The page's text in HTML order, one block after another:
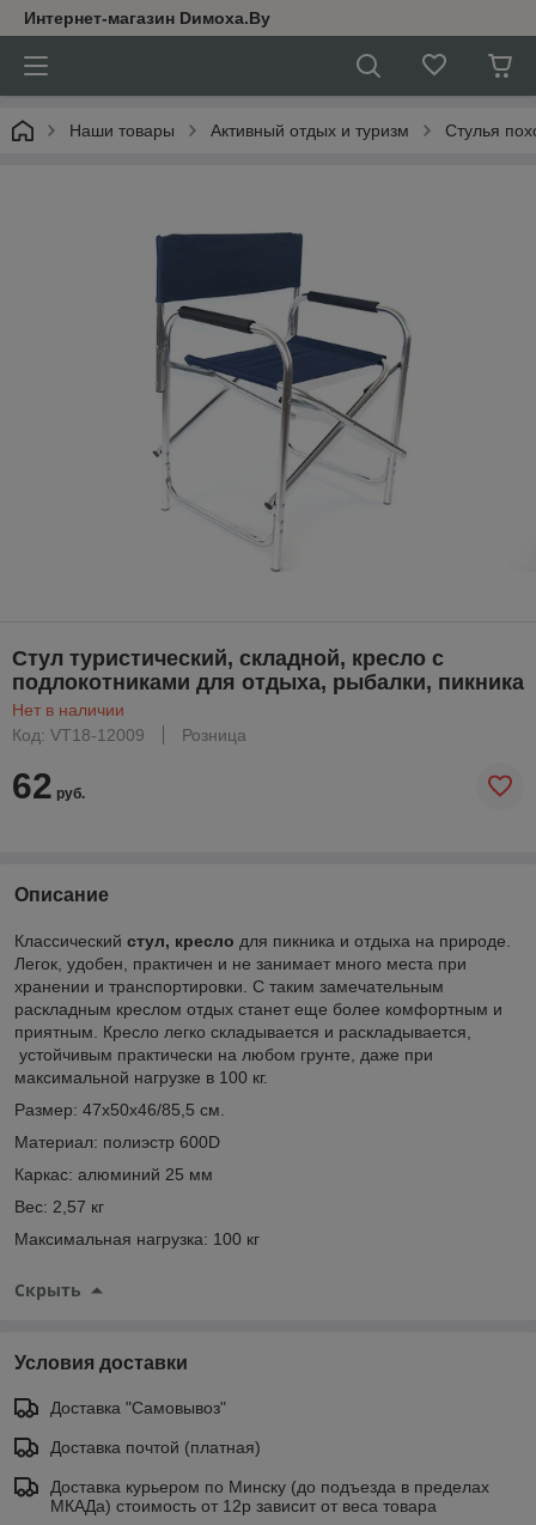
Интернет-магазин Dимoхa.By
Наши товары Активный отдых и туризм Стулья
Стул туристический, складной, кресло с
подлокотниками для отдыха, рыбалки, пикника
Нет в наличии
Код: VT18-12009
Розница
62 руб.
Описание
Классический стул, кресло для пикника и отдыха на природе.
Легок, удобен, практичен и не занимает много места при
хранении и транспортировки. С таким замечательным
раскладным креслом отдых станет еще более комфортным и
приятным. Кресло легко складывается и раскладывается,
устойчивым практически на любом грунте, даже при
максимальной нагрузке в 100 кг.
Размер: 47х50х46/85,5 см.
Материал: полиэстр 600D
Каркас: алюминий 25 мм
Вес: 2,57 кг
Максимальная нагрузка: 100 кг
Скрыть
Условия доставки
Доставка "Самовывоз"
Доставка почтой (платная)
Доставка курьером по Минску (до подъезда в пределах
МКАДа) стоимость от 12р зависит от веса товара